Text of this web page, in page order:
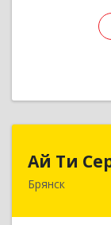
Ай Ти
Брянск